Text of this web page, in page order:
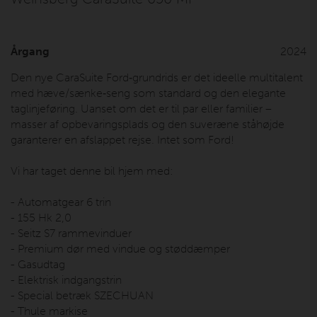
Årgang
2024
Den nye CaraSuite Ford‐grundrids er det ideelle multitalent
med hæve/sænke‐seng som standard og den elegante
taglinjeføring. Uanset om det er til par eller familier –
masser af opbevaringsplads og den suveræne ståhøjde
garanterer en afslappet rejse. Intet som Ford!
Vi har taget denne bil hjem med:
- Automatgear 6 trin
- 155 Hk 2,0
- Seitz S7 rammevinduer
- Premium dør med vindue og støddæmper
- Gasudtag
- Elektrisk indgangstrin
- Special betræk SZECHUAN
- Thule markise